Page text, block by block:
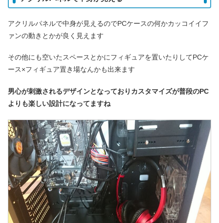
アクリルパネルで中身が見えるのでPCケースの何かカッコイイフ
ァンの動きとかが良く見えます
その他にも空いたスペースとかにフィギュアを置いたりしてPCケ
ース×フィギュア置き場なんかも出来ます
男心が刺激されるデザインとなっておりカスタマイズが普段のPC
よりも楽しい設計になってますね